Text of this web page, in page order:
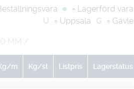
= Lagerförd vara
U
= Uppsala G = Gävle
MM /
m Kg/st Listpris Lagerstatus